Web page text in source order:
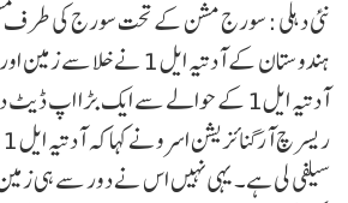
نئی دہلی : سورج مشن کے تحت سورج کی طرف
ہندوستان کے آدتیہ ایل 1 نے
آدتیہ ایل1 کے حوالے سے ایک بڑا اپ
سیلفی لی ہے۔ یہی نہیں اس نے دور سے ہی زمین